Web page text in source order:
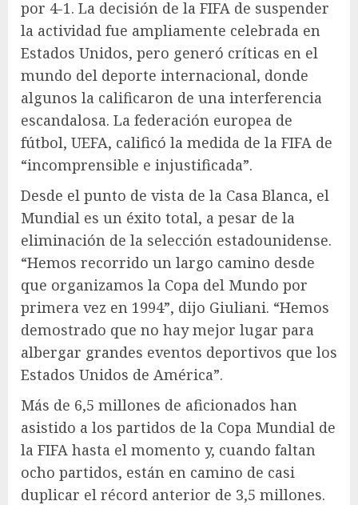
por 4-1. La decisión de la FIFA de suspender
la actividad fue ampliamente celebrada en
Estados Unidos, pero generó críticas en el
mundo del deporte internacional, donde
algunos la calificaron de una interferencia
escandalosa. La federación europea de
fútbol, ​​UEFA, calificó la medida de la FIFA de
“incomprensible e injustificada”.
Desde el punto de vista de la Casa Blanca, el
Mundial es un éxito total, a pesar de la
eliminación de la selección estadounidense.
“Hemos recorrido un largo camino desde
que organizamos la Copa del Mundo por
primera vez en 1994”, dijo Giuliani. “Hemos
demostrado que no hay mejor lugar para
albergar grandes eventos deportivos que los
Estados Unidos de América”.
Más de 6,5 millones de aficionados han
asistido a los partidos de la Copa Mundial de
la FIFA hasta el momento y, cuando faltan
ocho partidos, están en camino de casi
duplicar el récord anterior de 3,5 millones.